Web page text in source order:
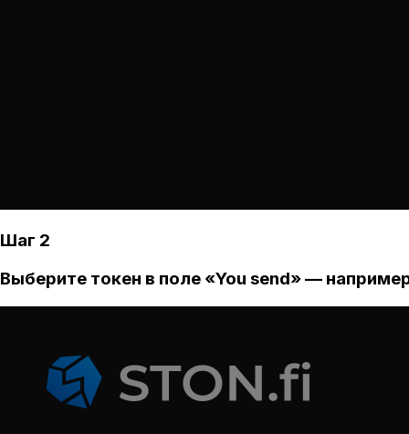
Шаг 2
Выберите токен в поле «You send» —